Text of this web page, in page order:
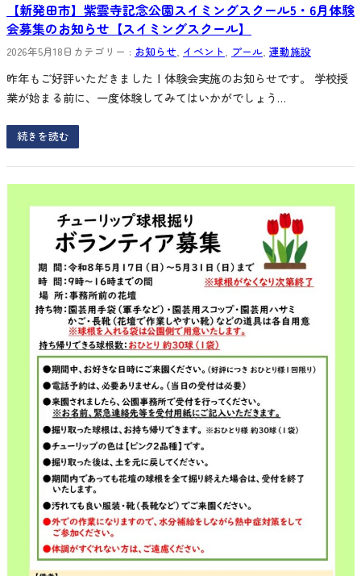
【新発田市】紫雲寺記念公園スイミングスクール5・6月体験
会募集のお知らせ【スイミングスクール】
2026年5月18日 カテゴリー : お知らせ イベント プール 運動施設
昨年もご好評いただきました！体験会実施のお知らせです。 学校授
業が始まる前に、一度体験してみてはいかがでしょう…
続きを読む